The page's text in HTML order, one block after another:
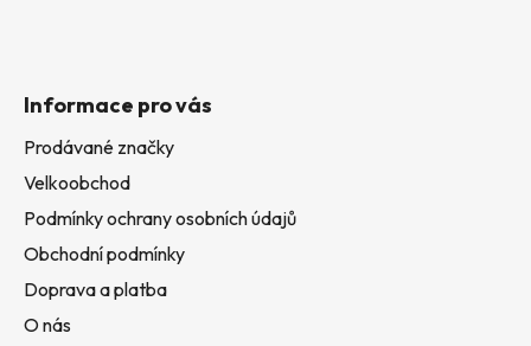
Informace pro vás
Prodávané značky
Velkoobchod
Podmínky ochrany osobních údajů
Obchodní podmínky
Doprava a platba
O nás